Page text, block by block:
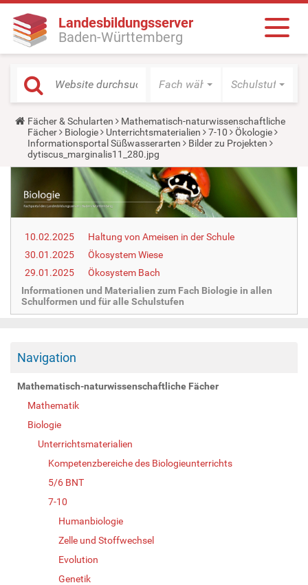
Landesbildungsserver
Baden-Württemberg
Fach wählen Schulstufe
Y
o
u
a
r
e
r
e
Fächer & Schularten
Mathematisch-naturwissenschaftliche
Fächer
Biologie Unterrichtsmaterialien 7-10
Ökologie
Informationsportal Süßwasserarten
Bilder zu Projekten
dytiscus_marginalis11_280.jpg
10.02.2025
Haltung von Ameisen in der Schule
30.01.2025
Ökosystem Wiese
29.01.2025
Ökosystem Bach
Informationen und Materialien zum Fach Biologie in allen
Schulformen und für alle Schulstufen
Navigation
Mathematisch-naturwissenschaftliche Fächer
Mathematik
Biologie
Unterrichtsmaterialien
Kompetenzbereiche des Biologieunterrichts
5/6 BNT
7-10
Humanbiologie
Zelle und Stoffwechsel
Evolution
Genetik